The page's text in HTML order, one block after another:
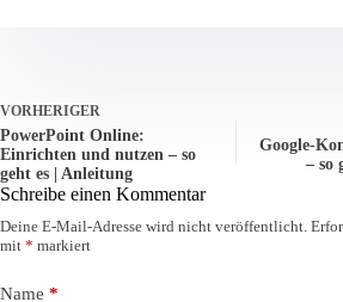
VORHERIGER
PowerPoint Online:
Einrichten und nutzen – so
geht es | Anleitung
Google-
– so
Schreibe einen Kommentar
Deine E-Mail-Adresse wird nicht veröffentlicht.
mit * markiert
Name *